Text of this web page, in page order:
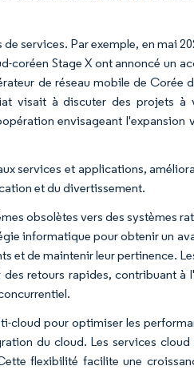
services. Par exemple, en mai
coréen Stage X ont annoncé un
de réseau mobile de Corée
visait à discuter des projets à
envisageant l'expansion
services et applications,
et du divertissement.
obsolètes vers des systèmes
informatique pour obtenir un
et de maintenir leur pertinence.
retours rapides, contribuant
cloud pour optimiser les
du cloud. Les services
flexibilité facilite une